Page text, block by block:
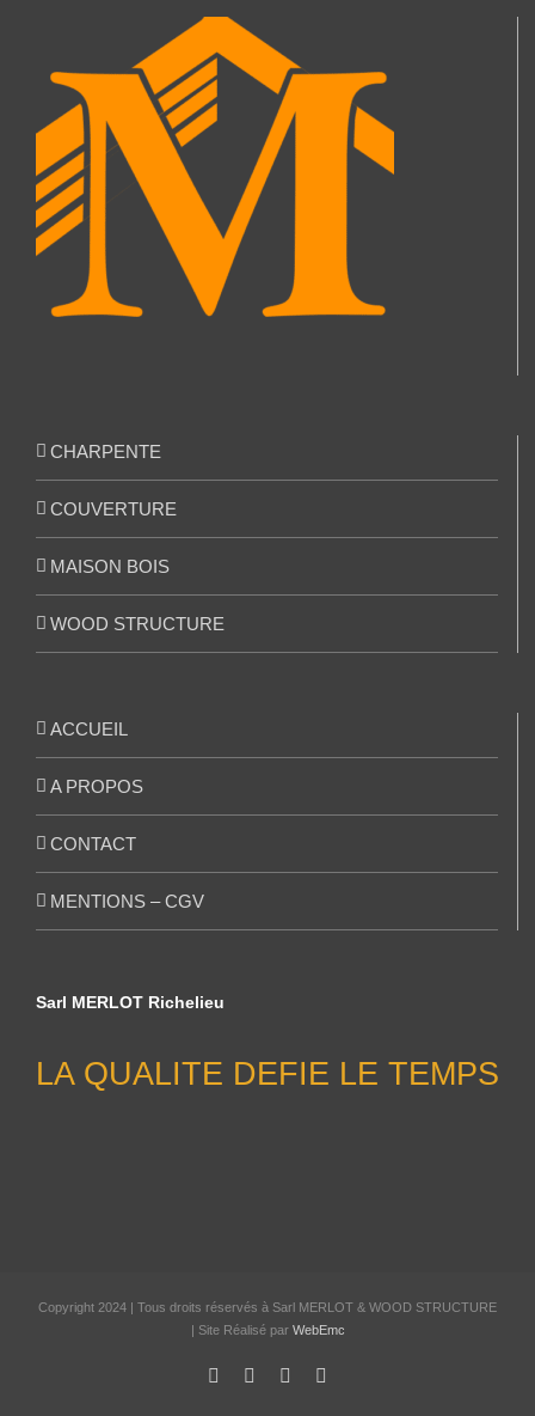
CHARPENTE
COUVERTURE
MAISON BOIS
WOOD STRUCTURE
ACCUEIL
A PROPOS
CONTACT
MENTIONS – CGV
Sarl MERLOT Richelieu
LA QUALITE DEFIE LE TEMPS
Copyright 2024 | Tous droits réservés à Sarl MERLOT & WOOD STRUCTURE
| Site Réalisé par WebEmc
Facebook Instagram